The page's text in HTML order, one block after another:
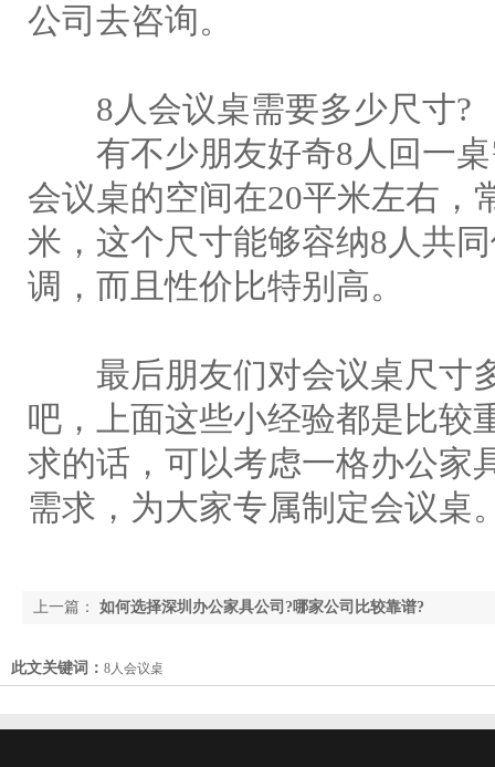
公司去咨询。
8人会议桌需要多少尺寸?
有不少朋友好奇8人回一桌
会议桌的空间在20平米左右，
米，这个尺寸能够容纳8人共
调，而且性价比特别高。
最后朋友们对会议桌尺寸
吧，上面这些小经验都是比较
求的话，可以考虑一格办公家
需求，为大家专属制定会议桌
上一篇： 如何选择深圳办公家具公司?哪家公司比较靠谱?
此文关键词： 8人会议桌